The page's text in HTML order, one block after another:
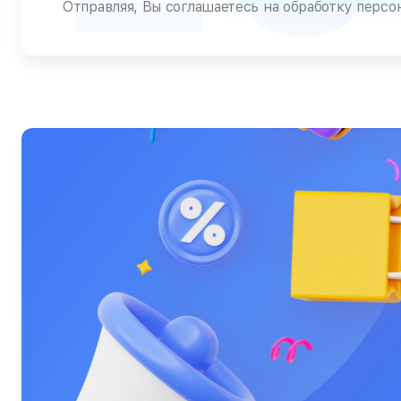
Фотоаппараты
Цифровые бинокли
Экшн-камеры
Электровелосипеды
Электросамокаты
Эхолоты
Отправляя, Вы соглашаетесь на обработку